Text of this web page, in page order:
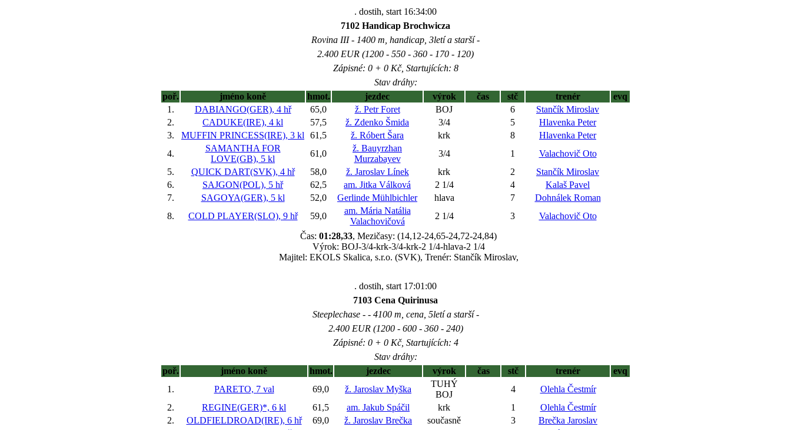
. dostih, start 16:34:00
7102 Handicap Brochwicza
Rovina III - 1400 m, handicap, 3letí a starší -
2.400 EUR (1200 - 550 - 360 - 170 - 120)
Zápisné: 0 + 0 Kč, Startujících: 8
Stav dráhy:
poř.
jméno koně hmot. jezdec výrok čas stč trenér
evq
1.
DABIANGO(GER), 4 hř 65,0 ž. Petr Foret BOJ 6
Stančík Miroslav
2.
CADUKE(IRE), 4 kl 57,5 ž. Zdenko Šmida 3/4 5
Hlavenka Peter
3.
MUFFIN PRINCESS(IRE), 3 kl 61,5 ž. Róbert Šara krk 8
Hlavenka Peter
4.
SAMANTHA FOR
LOVE(GB), 5 kl
61,0
ž. Bauyrzhan
Murzabayev
3/4 1
Valachovič Oto
5.
QUICK DART(SVK), 4 hř 58,0 ž. Jaroslav Línek krk 2
Stančík Miroslav
6.
SAJGON(POL), 5 hř 62,5 am. Jitka Válková 2 1/4 4
Kalaš Pavel
7.
SAGOYA(GER), 5 kl 52,0 Gerlinde Mühlbichler hlava 7
Dohnálek Roman
8.
COLD PLAYER(SLO), 9 hř 59,0
am. Mária Natália
Valachovičová
2 1/4 3
Valachovič Oto
Čas: 01:28,33, Mezičasy: (14,12-24,65-24,72-24,84)
Výrok: BOJ-3/4-krk-3/4-krk-2 1/4-hlava-2 1/4
Majitel: EKOLS Skalica, s.r.o. (SVK), Trenér: Stančík Miroslav,
. dostih, start 17:01:00
7103 Cena Quirinusa
Steeplechase - - 4100 m, cena, 5letí a starší -
2.400 EUR (1200 - 600 - 360 - 240)
Zápisné: 0 + 0 Kč, Startujících: 4
Stav dráhy:
poř.
jméno koně hmot. jezdec výrok čas stč trenér
evq
1.
PARETO, 7 val 69,0 ž. Jaroslav Myška
TUHÝ
BOJ
4
Olehla Čestmír
2.
REGINE(GER)*, 6 kl 61,5 am. Jakub Spáčil krk 1
Olehla Čestmír
2.
OLDFIELDROAD(IRE), 6 hř 69,0 ž. Jaroslav Brečka současně 3
Brečka Jaroslav